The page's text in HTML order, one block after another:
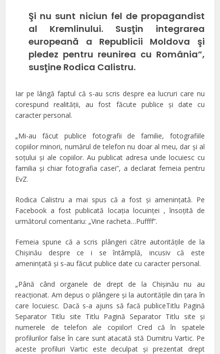
Şi nu sunt niciun fel de propagandist
al Kremlinului. Susţin integrarea
europeană a Republicii Moldova şi
pledez pentru reunirea cu România”,
susţine Rodica Calistru.
Iar pe lângă faptul că s-au scris despre ea lucruri care nu
corespund realităţii, au fost făcute publice şi date cu
caracter personal.
„Mi-au făcut publice fotografii de familie, fotografiile
copiilor minori, numărul de telefon nu doar al meu, dar şi al
soţului şi ale copiilor. Au publicat adresa unde locuiesc cu
familia şi chiar fotografia casei”, a declarat femeia pentru
EvZ.
Rodica Calistru a mai spus că a fost şi ameninţată. Pe
Facebook a fost publicată locaţia locuinţei , însoţită de
următorul comentariu: „Vine racheta…Puffff”.
Femeia spune că a scris plângeri către autorităţile de la
Chişinău despre ce i se întâmplă, incusiv că este
ameninţată şi s-au făcut publice date cu caracter personal.
„Până când organele de drept de la Chişinău nu au
reacţionat. Am depus o plângere şi la autorităţile din ţara în
care locuiesc. Dacă s-a ajuns să facă publiceTitlu Pagină
Separator Titlu site Titlu Pagină Separator Titlu site şi
numerele de telefon ale copiilor! Cred că în spatele
profilurilor false în care sunt atacată stă Dumitru Vartic. Pe
aceste profiluri Vartic este deculpat şi prezentat drept